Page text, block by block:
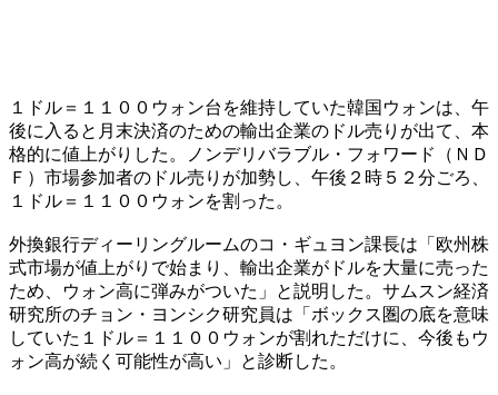
１ドル＝１１００ウォン台を維持していた韓国ウォンは、午
後に入ると月末決済のための輸出企業のドル売りが出て、本
格的に値上がりした。ノンデリバラブル・フォワード（ＮＤ
Ｆ）市場参加者のドル売りが加勢し、午後２時５２分ごろ、
１ドル＝１１００ウォンを割った。
外換銀行ディーリングルームのコ・ギュヨン課長は「欧州株
式市場が値上がりで始まり、輸出企業がドルを大量に売った
ため、ウォン高に弾みがついた」と説明した。サムスン経済
研究所のチョン・ヨンシク研究員は「ボックス圏の底を意味
していた１ドル＝１１００ウォンが割れただけに、今後もウ
ォン高が続く可能性が高い」と診断した。